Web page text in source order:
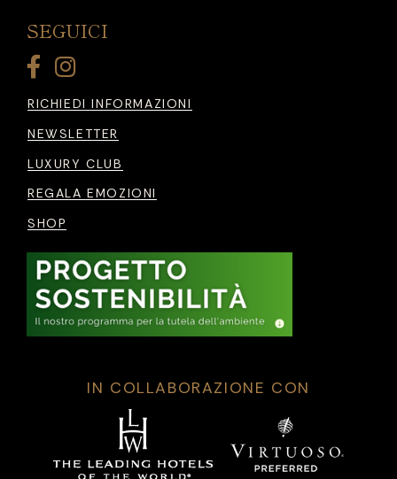
SEGUICI
RICHIEDI INFORMAZIONI
NEWSLETTER
LUXURY CLUB
REGALA EMOZIONI
SHOP
IN COLLABORAZIONE CON